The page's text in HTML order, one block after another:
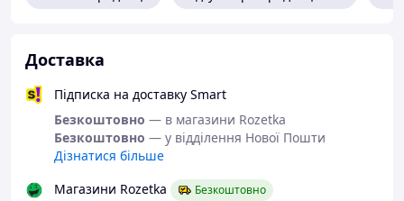
випічки.
Доставка
Підписка на доставку Smart
Безкоштовно — в магазини Rozetka
Безкоштовно — у відділення Нової Пошти
Дізнатися більше
Магазини Rozetka
Безкоштовно